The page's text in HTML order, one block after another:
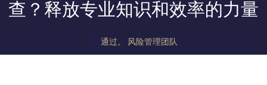
查？释放专业知识和效率的力量
通过。 风险管理团队